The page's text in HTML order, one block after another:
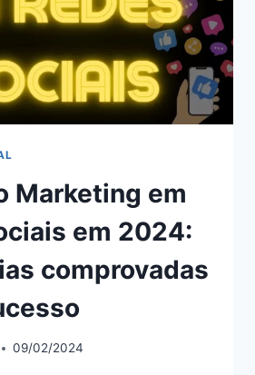
Marketing em
em 2024:
comprovadas
09/02/2024